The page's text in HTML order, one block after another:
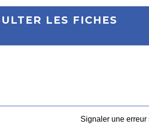
LES FICHES
Signaler une erreur